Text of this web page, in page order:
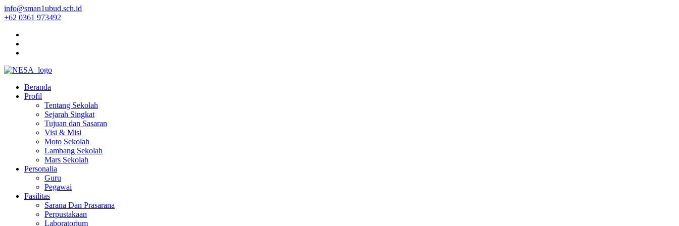
info@sman1ubud.sch.id
+62 0361 973492
Beranda
Profil
Tentang Sekolah
Sejarah Singkat
Tujuan dan Sasaran
Visi & Misi
Moto Sekolah
Lambang Sekolah
Mars Sekolah
Personalia
Guru
Pegawai
Fasilitas
Sarana Dan Prasarana
Perpustakaan
Laboratorium